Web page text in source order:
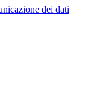
dei dati